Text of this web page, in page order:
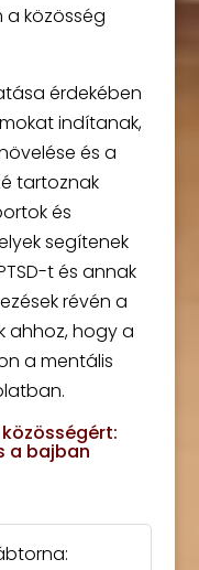
a közösség
érdekében
indítanak,
és a
tartoznak
és
segítenek
t és annak
révén a
ahhoz, hogy a
a mentális
a bajban